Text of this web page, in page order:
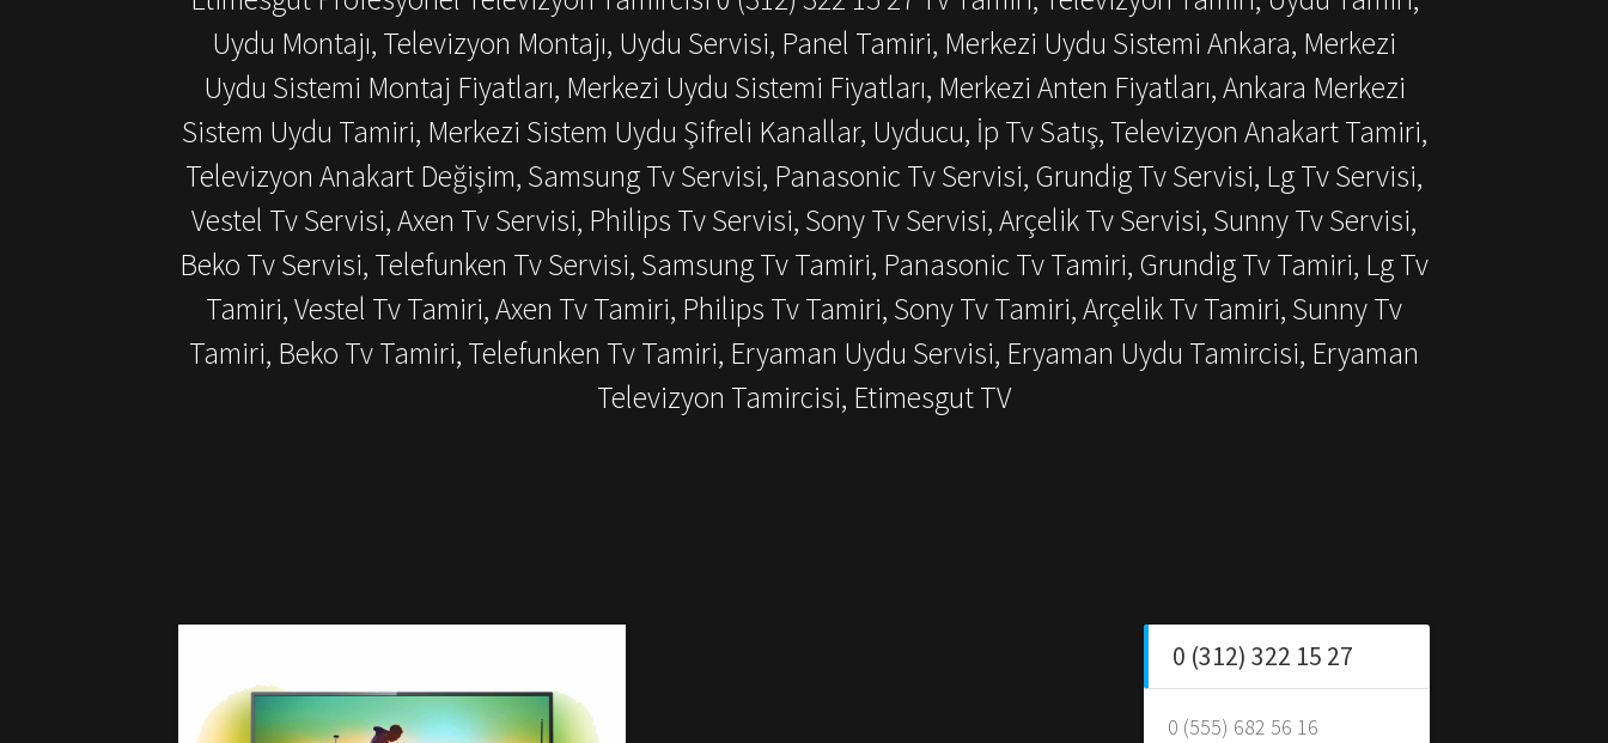
Uydu Montajı, Televizyon Montajı, Uydu Servisi, Panel Tamiri, Merkezi Uydu Sistemi Ankara, Merkezi
Uydu Sistemi Montaj Fiyatları, Merkezi Uydu Sistemi Fiyatları, Merkezi Anten Fiyatları, Ankara Merkezi
Sistem Uydu Tamiri, Merkezi Sistem Uydu Şifreli Kanallar, Uyducu, İp Tv Satış, Televizyon Anakart Tamiri,
Televizyon Anakart Değişim, Samsung Tv Servisi, Panasonic Tv Servisi, Grundig Tv Servisi, Lg Tv Servisi,
Vestel Tv Servisi, Axen Tv Servisi, Philips Tv Servisi, Sony Tv Servisi, Arçelik Tv Servisi, Sunny Tv Servisi,
Beko Tv Servisi, Telefunken Tv Servisi, Samsung Tv Tamiri, Panasonic Tv Tamiri, Grundig Tv Tamiri, Lg Tv
Tamiri, Vestel Tv Tamiri, Axen Tv Tamiri, Philips Tv Tamiri, Sony Tv Tamiri, Arçelik Tv Tamiri, Sunny Tv
Tamiri, Beko Tv Tamiri, Telefunken Tv Tamiri, Eryaman Uydu Servisi, Eryaman Uydu Tamircisi, Eryaman
Televizyon Tamircisi, Etimesgut TV
0 (312) 322 15 27
0 (555) 682 56 16